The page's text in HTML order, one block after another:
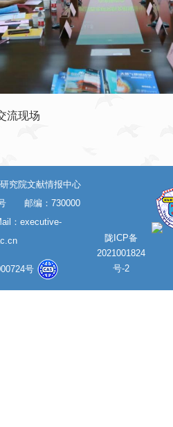
流现场
究院文献情报中心
号 邮编：730000
： executive-
号
陇ICP备
2021001824
号-2